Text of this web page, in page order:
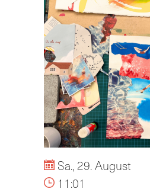
Sa., 29. August
11:01